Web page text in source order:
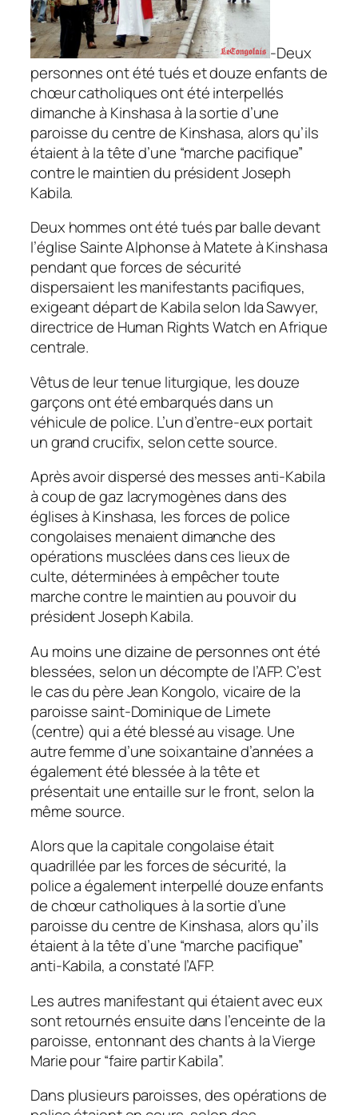
-Deux
personnes ont été tués et douze enfants de
chœur catholiques ont été interpellés
dimanche à Kinshasa à la sortie d’une
paroisse du centre de Kinshasa, alors qu’ils
étaient à la tête d’une “marche pacifique”
contre le maintien du président Joseph
Kabila.
Deux hommes ont été tués par balle devant
l’église Sainte Alphonse à Matete à Kinshasa
pendant que forces de sécurité
dispersaient les manifestants pacifiques,
exigeant départ de Kabila selon Ida Sawyer,
directrice de Human Rights Watch en Afrique
centrale.
Vêtus de leur tenue liturgique, les douze
garçons ont été embarqués dans un
véhicule de police. L’un d’entre-eux portait
un grand crucifix, selon cette source.
Après avoir dispersé des messes anti-Kabila
à coup de gaz lacrymogènes dans des
églises à Kinshasa, les forces de police
congolaises menaient dimanche des
opérations musclées dans ces lieux de
culte, déterminées à empêcher toute
marche contre le maintien au pouvoir du
président Joseph Kabila.
Au moins une dizaine de personnes ont été
blessées, selon un décompte de l’AFP. C’est
le cas du père Jean Kongolo, vicaire de la
paroisse saint-Dominique de Limete
(centre) qui a été blessé au visage. Une
autre femme d’une soixantaine d’années a
également été blessée à la tête et
présentait une entaille sur le front, selon la
même source.
Alors que la capitale congolaise était
quadrillée par les forces de sécurité, la
police a également interpellé douze enfants
de chœur catholiques à la sortie d’une
paroisse du centre de Kinshasa, alors qu’ils
étaient à la tête d’une “marche pacifique”
anti-Kabila, a constaté l’AFP.
Les autres manifestant qui étaient avec eux
sont retournés ensuite dans l’enceinte de la
paroisse, entonnant des chants à la Vierge
Marie pour “faire partir Kabila”.
Dans plusieurs paroisses, des opérations de